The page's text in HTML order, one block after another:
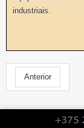
industriais.
Anterior